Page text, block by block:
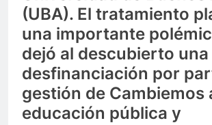
(UBA). El tratamiento
una importante
dejó al descubierto
desfinanciación por
gestión de Cambiemos
educación pública y